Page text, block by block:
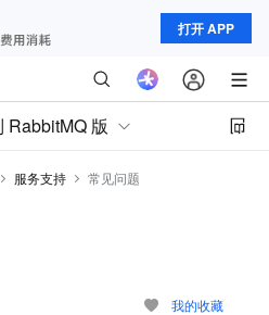
打开 APP
RabbitMQ 版
服务支持 常见问题
我的收藏